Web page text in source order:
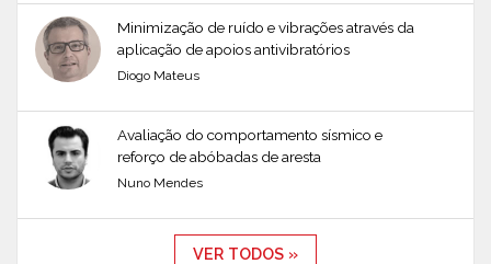
Minimização de ruído e vibrações através da
aplicação de apoios antivibratórios
Diogo Mateus
Avaliação do comportamento sísmico e
reforço de abóbadas de aresta
Nuno Mendes
VER TODOS »